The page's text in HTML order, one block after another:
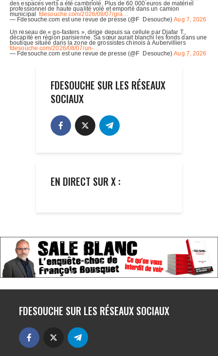
FDESOUCHE SUR LES RÉSEAUX
SOCIAUX
EN DIRECT SUR X :
FDESOUCHE SUR LES RÉSEAUX SOCIAUX